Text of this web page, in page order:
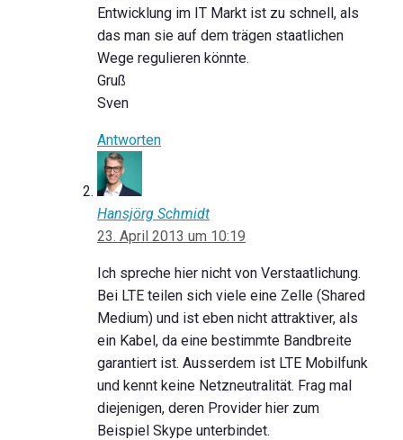
Entwicklung im IT Markt ist zu schnell, als
das man sie auf dem trägen staatlichen
Wege regulieren könnte.
Gruß
Sven
Antworten
Hansjörg Schmidt
23. April 2013 um 10:19
Ich spreche hier nicht von Verstaatlichung.
Bei LTE teilen sich viele eine Zelle (Shared
Medium) und ist eben nicht attraktiver, als
ein Kabel, da eine bestimmte Bandbreite
garantiert ist. Ausserdem ist LTE Mobilfunk
und kennt keine Netzneutralität. Frag mal
diejenigen, deren Provider hier zum
Beispiel Skype unterbindet.